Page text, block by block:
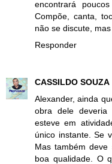
encontrará
Compõe, canta,
não se discute,
Responder
CASSILDO SOUZA
Alexander, ainda
obra dele deveria
esteve em
único instante. Se
Mas também
boa qualidade. O